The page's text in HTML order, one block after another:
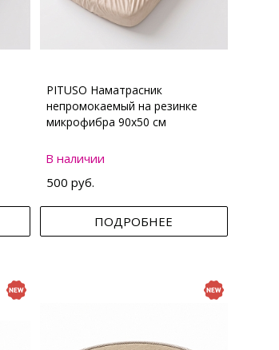
PITUSO Наматрасник
непромокаемый на резинке
микрофибра 90х50 см
В наличии
500 руб.
ПОДРОБНЕЕ